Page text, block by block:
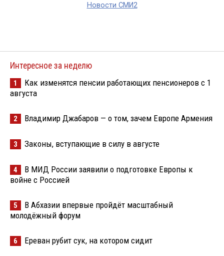
Новости СМИ2
Интересное за неделю
1
Как изменятся пенсии работающих пенсионеров с 1
августа
2 Владимир Джабаров — о том, зачем Европе Армения
3 Законы, вступающие в силу в августе
4
В МИД России заявили о подготовке Европы к
войне с Россией
5
В Абхазии впервые пройдёт масштабный
молодёжный форум
6 Ереван рубит сук, на котором сидит